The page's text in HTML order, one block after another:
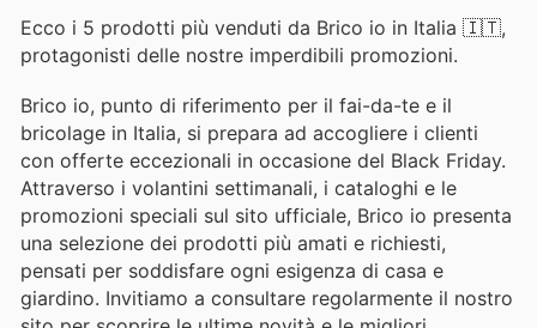
Ecco i 5 prodotti più venduti da Brico io in Italia 🇮🇹,
protagonisti delle nostre imperdibili promozioni.
Brico io, punto di riferimento per il fai-da-te e il
bricolage in Italia, si prepara ad accogliere i clienti
con offerte eccezionali in occasione del Black Friday.
Attraverso i volantini settimanali, i cataloghi e le
promozioni speciali sul sito ufficiale, Brico io presenta
una selezione dei prodotti più amati e richiesti,
pensati per soddisfare ogni esigenza di casa e
giardino. Invitiamo a consultare regolarmente il nostro